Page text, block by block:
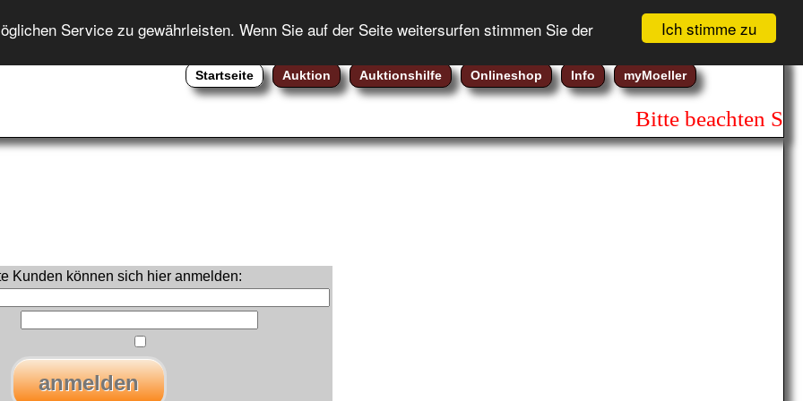
Ich stimme zu
Service zu gewährleisten. Wenn Sie auf der Seite weitersurfen stimmen Sie der
Registrierung
Gebotsliste (0)
Warenkorb (0)
Startseite Auktion Auktionshilfe Onlineshop Info myMoeller
Bitte beachten
Kunden können sich hier anmelden: